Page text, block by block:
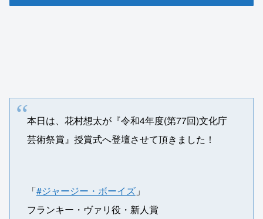
本日は、花村想太が『令和4年度(第77回)文化庁
芸術祭賞』授賞式へ登壇させて頂きました！
「#ジャージー・ボーイズ」
フランキー・ヴァリ役・新人賞